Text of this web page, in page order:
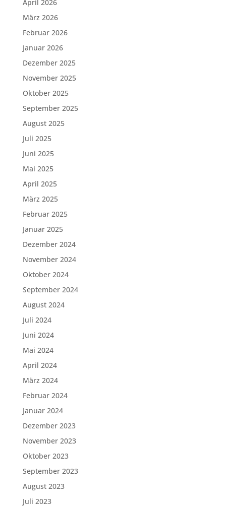
April 2026
März 2026
Februar 2026
Januar 2026
Dezember 2025
November 2025
Oktober 2025
September 2025
August 2025
Juli 2025
Juni 2025
Mai 2025
April 2025
März 2025
Februar 2025
Januar 2025
Dezember 2024
November 2024
Oktober 2024
September 2024
August 2024
Juli 2024
Juni 2024
Mai 2024
April 2024
März 2024
Februar 2024
Januar 2024
Dezember 2023
November 2023
Oktober 2023
September 2023
August 2023
Juli 2023